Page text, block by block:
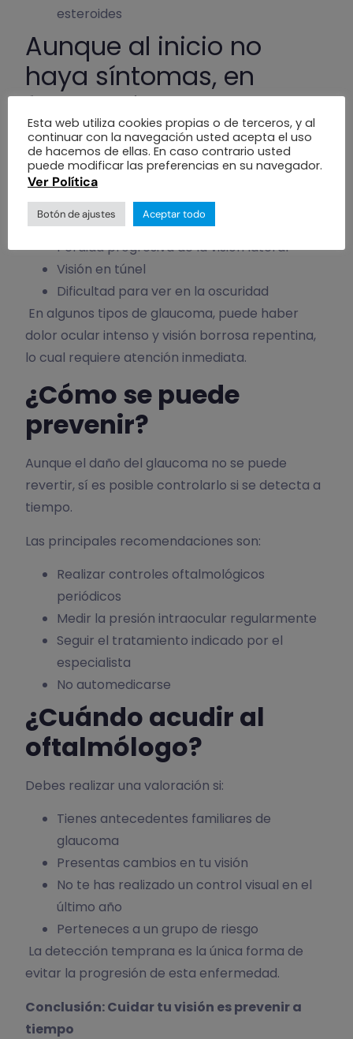
esteroides
Aunque al inicio no
haya síntomas, en
fases más avanzadas
pueden aparecer
Síntomas en etapas
avanzadas
Pérdida progresiva de la visión lateral
Visión en túnel
Dificultad para ver en la oscuridad
En algunos tipos de glaucoma, puede haber
dolor ocular intenso y visión borrosa repentina,
lo cual requiere atención inmediata.
¿Cómo se puede
prevenir?
Aunque el daño del glaucoma no se puede
revertir, sí es posible controlarlo si se detecta a
tiempo.
Las principales recomendaciones son:
Realizar controles oftalmológicos
periódicos
Medir la presión intraocular regularmente
Seguir el tratamiento indicado por el
especialista
No automedicarse
¿Cuándo acudir al
oftalmólogo?
Debes realizar una valoración si:
Tienes antecedentes familiares de
glaucoma
Presentas cambios en tu visión
No te has realizado un control visual en el
último año
Perteneces a un grupo de riesgo
La detección temprana es la única forma de
evitar la progresión de esta enfermedad.
Conclusión: Cuidar tu visión es prevenir a
tiempo
Esta web utiliza cookies propias o de terceros, y al
continuar con la navegación usted acepta el uso
de hacemos de ellas. En caso contrario usted
puede modificar las preferencias en su navegador.
Ver Política
Botón de ajustes Aceptar todo